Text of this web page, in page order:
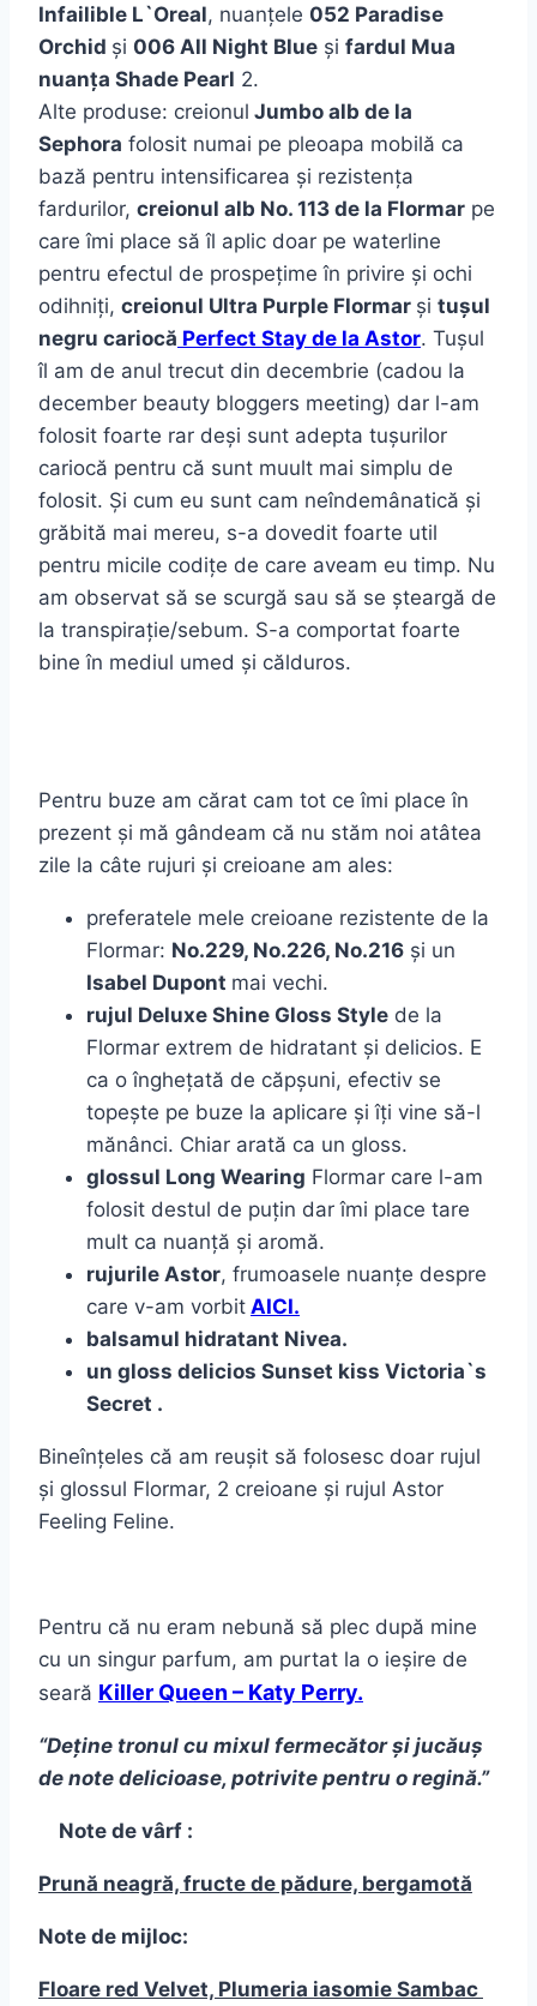
Infailible L`Oreal, nuanțele 052 Paradise
Orchid și 006 All Night Blue și fardul Mua
nuanța Shade Pearl 2.
Alte produse: creionul Jumbo alb de la
Sephora folosit numai pe pleoapa mobilă ca
bază pentru intensificarea și rezistența
fardurilor, creionul alb No. 113 de la Flormar pe
care îmi place să îl aplic doar pe waterline
pentru efectul de prospețime în privire și ochi
odihniți, creionul Ultra Purple Flormar și tușul
negru cariocă Perfect Stay de la Astor. Tușul
îl am de anul trecut din decembrie (cadou la
december beauty bloggers meeting) dar l-am
folosit foarte rar deși sunt adepta tușurilor
cariocă pentru că sunt muult mai simplu de
folosit. Și cum eu sunt cam neîndemânatică și
grăbită mai mereu, s-a dovedit foarte util
pentru micile codițe de care aveam eu timp. Nu
am observat să se scurgă sau să se șteargă de
la transpirație/sebum. S-a comportat foarte
bine în mediul umed și călduros.
Pentru buze am cărat cam tot ce îmi place în
prezent și mă gândeam că nu stăm noi atâtea
zile la câte rujuri și creioane am ales:
preferatele mele creioane rezistente de la
Flormar: No.229, No.226, No.216 și un
Isabel Dupont mai vechi.
rujul Deluxe Shine Gloss Style de la
Flormar extrem de hidratant și delicios. E
ca o înghețată de căpșuni, efectiv se
topește pe buze la aplicare și îți vine să-l
mănânci. Chiar arată ca un gloss.
glossul Long Wearing Flormar care l-am
folosit destul de puțin dar îmi place tare
mult ca nuanță și aromă.
rujurile Astor, frumoasele nuanțe despre
care v-am vorbit AICI.
balsamul hidratant Nivea.
un gloss delicios Sunset kiss Victoria`s
Secret .
Bineînțeles că am reușit să folosesc doar rujul
și glossul Flormar, 2 creioane și rujul Astor
Feeling Feline.
Pentru că nu eram nebună să plec după mine
cu un singur parfum, am purtat la o ieșire de
seară Killer Queen – Katy Perry.
“Deține tronul cu mixul fermecător și jucăuș
de note delicioase, potrivite pentru o regină.”
Note de vârf :
Prună neagră, fructe de pădure, bergamotă
Note de mijloc:
Floare red Velvet, Plumeria iasomie Sambac